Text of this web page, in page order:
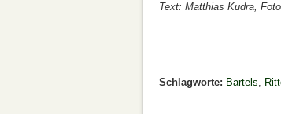
Text: Matthias Kudra,
Schlagworte: Bartels,